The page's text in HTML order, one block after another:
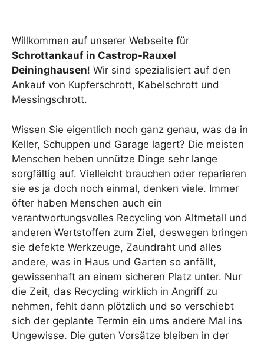
Willkommen auf unserer Webseite für
Schrottankauf in Castrop-Rauxel
Deininghausen! Wir sind spezialisiert auf den
Ankauf von Kupferschrott, Kabelschrott und
Messingschrott.
Wissen Sie eigentlich noch ganz genau, was da in
Keller, Schuppen und Garage lagert? Die meisten
Menschen heben unnütze Dinge sehr lange
sorgfältig auf. Vielleicht brauchen oder reparieren
sie es ja doch noch einmal, denken viele. Immer
öfter haben Menschen auch ein
verantwortungsvolles Recycling von Altmetall und
anderen Wertstoffen zum Ziel, deswegen bringen
sie defekte Werkzeuge, Zaundraht und alles
andere, was in Haus und Garten so anfällt,
gewissenhaft an einem sicheren Platz unter. Nur
die Zeit, das Recycling wirklich in Angriff zu
nehmen, fehlt dann plötzlich und so verschiebt
sich der geplante Termin ein ums andere Mal ins
Ungewisse. Die guten Vorsätze bleiben in der